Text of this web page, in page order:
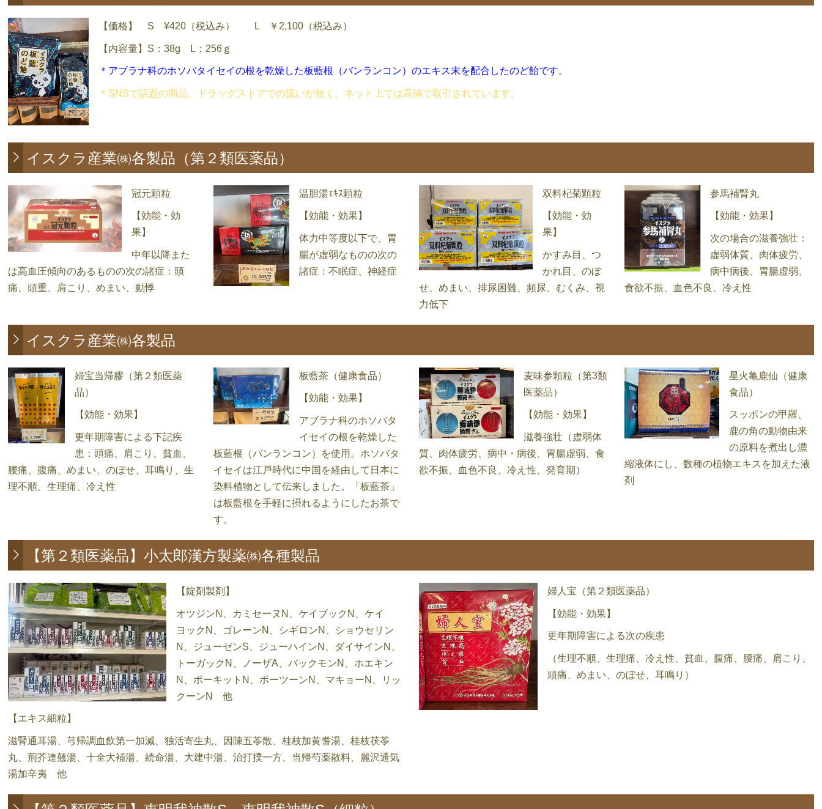
【価格】 S ¥420（税込み） L ￥2,100（税込み）
【内容量】S：38g L：256ｇ
＊アブラナ科のホソバタイセイの根を乾燥した板藍根（バンランコン）のエキス末を配合したのど飴です。
＊SNSで話題の商品。ドラッグストアでの扱いが無く、ネット上では高値で取引されています。
イスクラ産業㈱各製品（第２類医薬品）
冠元顆粒
【効能・効
果】
中年以降また
は高血圧傾向のあるものの次の諸症：頭
痛、頭重、肩こり、めまい、動悸
温胆湯ｴｷｽ顆粒
【効能・効果】
体力中等度以下で、胃
腸が虚弱なものの次の
諸症：不眠症、神経症
双料杞菊顆粒
【効能・効
果】
かすみ目、つ
かれ目、のぼ
せ、めまい、排尿困難、頻尿、むくみ、視
力低下
参馬補腎丸
【効能・効果】
次の場合の滋養強壮：
虚弱体質、肉体疲労、
病中病後、胃腸虚弱、
食欲不振、血色不良、冷え性
イスクラ産業㈱各製品
婦宝当帰膠（第２類医薬
品）
【効能・効果】
更年期障害による下記疾
患：頭痛、肩こり、貧血、
腰痛、腹痛、めまい、のぼせ、耳鳴り、生
理不順、生理痛、冷え性
板藍茶（健康食品）
【効能・効果】
アブラナ科のホソバタ
イセイの根を乾燥した
板藍根（バンランコン）を使用。ホソバタ
イセイは江戸時代に中国を経由して日本に
染料植物として伝来しました。「板藍茶」
は板藍根を手軽に摂れるようにしたお茶で
す。
麦味参顆粒（第3類
医薬品）
【効能・効果】
滋養強壮（虚弱体
質、肉体疲労、病中・病後、胃腸虚弱、食
欲不振、血色不良、冷え性、発育期）
星火亀鹿仙（健康
食品）
スッポンの甲羅、
鹿の角の動物由来
の原料を煮出し濃
縮液体にし、数種の植物エキスを加えた液
剤
【第２類医薬品】小太郎漢方製薬㈱各種製品
【錠剤製剤】
オツジンN、カミセーヌN、ケイブックN、ケイ
ヨックN、ゴレーンN、シギロンN、ショウセリン
N、ジューゼンS、ジューハインN、ダイサインN、
トーガックN、ノーザA、バックモンN、ホエキン
N、ボーキットN、ボーツーンN、マキョーN、リッ
クーンN 他
【エキス細粒】
滋腎通耳湯、芎帰調血飲第一加減、独活寄生丸、因陳五苓散、桂枝加黄耆湯、桂枝茯苓
丸、荊芥連翹湯、十全大補湯、続命湯、大建中湯、治打撲一方、当帰芍薬散料、麗沢通気
湯加辛夷 他
婦人宝（第２類医薬品）
【効能・効果】
更年期障害による次の疾患
（生理不順、生理痛、冷え性、貧血、腹痛、腰痛、肩こり、
頭痛、めまい、のぼせ、耳鳴り）